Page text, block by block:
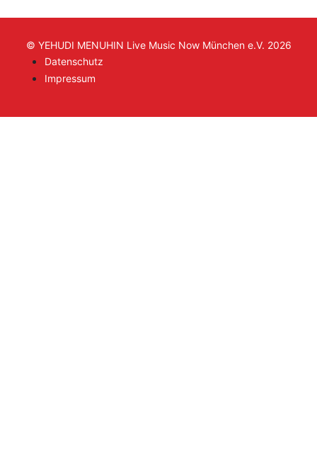
© YEHUDI MENUHIN Live Music Now München e.V. 2026
Datenschutz
Impressum